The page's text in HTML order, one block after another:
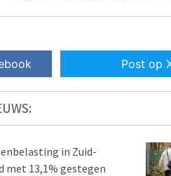
Post op
in Zuid-
met 13,1% gestegen